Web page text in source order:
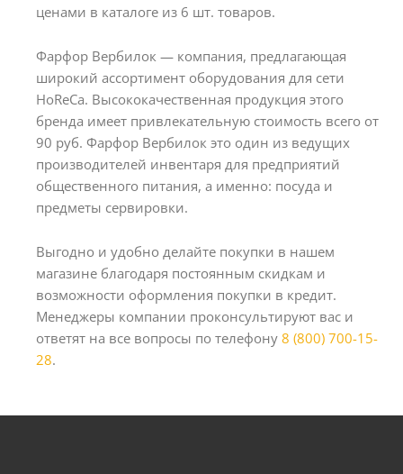
ценами в каталоге из 6 шт. товаров.
Фарфор Вербилок — компания, предлагающая
широкий ассортимент оборудования для сети
HoReCa. Высококачественная продукция этого
бренда имеет привлекательную стоимость всего от
90 руб. Фарфор Вербилок это один из ведущих
производителей инвентаря для предприятий
общественного питания, а именно: посуда и
предметы сервировки.
Выгодно и удобно делайте покупки в нашем
магазине благодаря постоянным скидкам и
возможности оформления покупки в кредит.
Менеджеры компании проконсультируют вас и
ответят на все вопросы по телефону 8 (800) 700-15-
28.